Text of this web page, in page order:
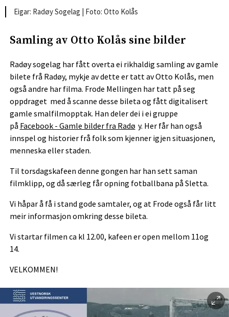
Radøy Sogelag | Otto Kolås
Samling av Otto Kolås sine bilder
Radøy sogelag har fått overta ei rikhaldig samling av gamle
bilete frå Radøy, mykje av dette er tatt av Otto Kolås, men
også andre har filma. Frode Mellingen har tatt på seg
oppdraget med å scanne desse bileta og fått digitalisert
gamle smalfilmopptak. Han deler dei i ei gruppe
på Facebook - Gamle bilder fra Radø y. Her får han også
innspel og historier frå folk som kjenner igjen situasjonen,
menneska eller staden.
Til torsdagskafeen denne gongen har han sett saman
filmklipp, og då særleg får opning fotballbana på Sletta.
Vi håpar å få i stand gode samtaler, og at Frode også får litt
meir informasjon omkring desse bileta.
Vi startar filmen ca kl 12.00, kafeen er open mellom 11og
14.
VELKOMMEN!